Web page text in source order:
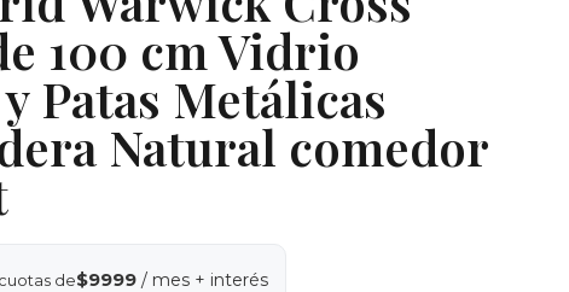
100 cm Vidrio
Patas Metálicas
Natural comedor
cuotas de$9999 / mes + interés